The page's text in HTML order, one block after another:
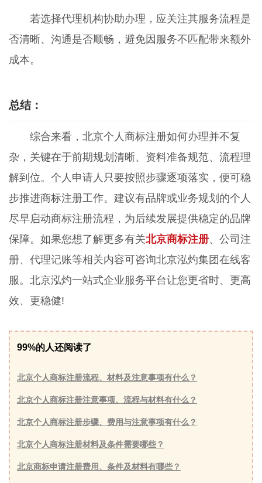
若选择代理机构协助办理，应关注其服务流程是
否清晰、沟通是否顺畅，避免因服务不匹配带来额外
成本。
总结：
综合来看，北京个人商标注册如何办理并不复
杂，关键在于前期规划清晰、资料准备规范、流程理
解到位。个人申请人只要按照步骤逐项落实，便可稳
步推进商标注册工作。建议有品牌或业务规划的个人
尽早启动商标注册流程，为后续发展提供稳定的品牌
保障。如果您想了解更多有关北京商标注册、公司注
册、代理记账等相关内容可咨询北京泓灼集团在线客
服。北京泓灼一站式企业服务平台让您更省时、更高
效、更稳健!
99%的人还阅读了
北京个人商标注册流程、材料及注意事项有什么？
北京个人商标注册注意事项、流程与材料有什么？
北京个人商标注册步骤、费用与注意事项有什么？
北京个人商标注册材料及条件需要哪些？
北京商标申请注册费用、条件及材料有哪些？